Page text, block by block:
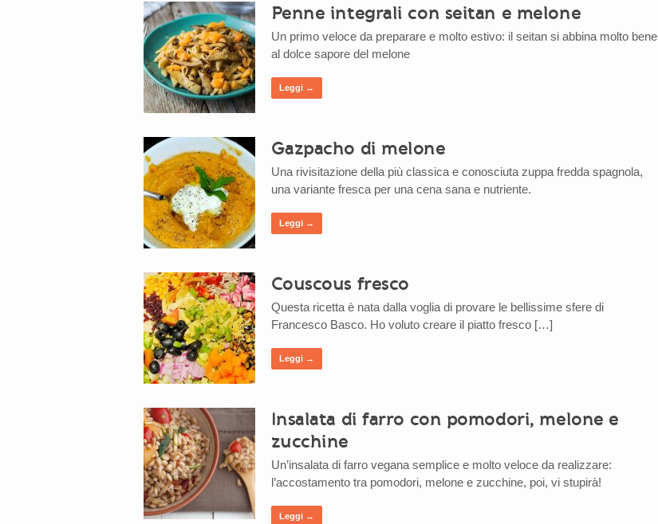
Penne integrali con seitan e melone
Un primo veloce da preparare e molto estivo: il seitan si abbina molto bene
al dolce sapore del melone
Leggi →
Gazpacho di melone
Una rivisitazione della più classica e conosciuta zuppa fredda spagnola,
una variante fresca per una cena sana e nutriente.
Leggi →
Couscous fresco
Questa ricetta è nata dalla voglia di provare le bellissime sfere di
Francesco Basco. Ho voluto creare il piatto fresco […]
Leggi →
Insalata di farro con pomodori, melone e
zucchine
Un’insalata di farro vegana semplice e molto veloce da realizzare:
l’accostamento tra pomodori, melone e zucchine, poi, vi stupirà!
Leggi →